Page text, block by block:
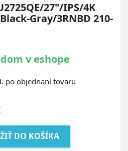
27"/IPS/4K
Gray/3RNBD 210-
v eshope
po objednaní tovaru
DO KOŠÍKA